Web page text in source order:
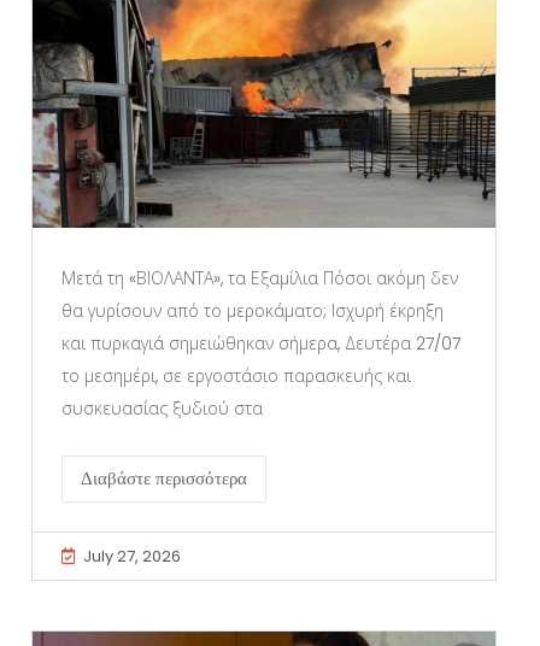
Μετά τη «ΒΙΟΛΑΝΤΑ», τα Εξαμίλια Πόσοι ακόμη δεν
θα γυρίσουν από το μεροκάματο; Ισχυρή έκρηξη
και πυρκαγιά σημειώθηκαν σήμερα, Δευτέρα 27/07
το μεσημέρι, σε εργοστάσιο παρασκευής και
συσκευασίας ξυδιού στα
Διαβάστε περισσότερα
July 27, 2026